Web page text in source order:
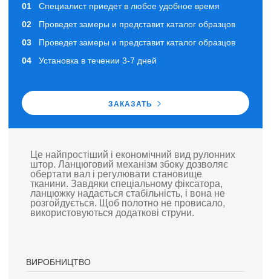
Це найпростіший і економічний вид рулонних
штор. Ланцюговий механізм збоку дозволяє
обертати вал і регулювати становище
тканини. Завдяки спеціальному фіксатора,
ланцюжку надається стабільність, і вона не
розгойдується. Щоб полотно не провисало,
використовуються додаткові струни.
ВИРОБНИЦТВО
Специалист приедет в любое удобное время
Проведет замеры и представит каталог образцов
Проведет замеры и представит каталог образцов
Установка в течении 3-7 дней
ЗАКАЗАТЬ